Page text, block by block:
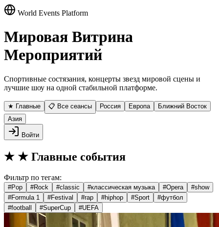
World Events Platform
Мировая Витрина
Мероприятий
Спортивные состязания, концерты звезд мировой сцены и
лучшие шоу на одной стабильной платформе.
★ Главные 📋 Все сеансы Россия Европа
Ближний Восток
Азия
Войти
★ ★ Главные события
Фильтр по тегам:
#Pop #Rock #classic #классическая музыка #Opera #show
#Formula 1 #Festival #rap #hiphop #Sport #футбол
#football #SuperCup #UEFA